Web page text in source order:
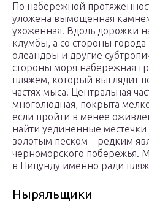
По набережной
уложена вымощенная
ухоженная. Вдоль дорожки
клумбы, а со стороны города
олеандры и другие
стороны моря набережная
пляжем, который выглядит
частях мыса. Центральная
многолюдная, покрыта
если пройти в менее
найти уединенные
золотым песком – редким
черноморского побережья.
в Пицунду именно ради
Ныряльщики